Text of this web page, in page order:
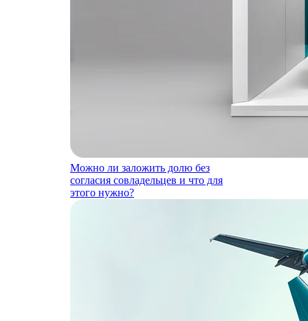
Можно ли заложить долю без
согласия совладельцев и что для
этого нужно?